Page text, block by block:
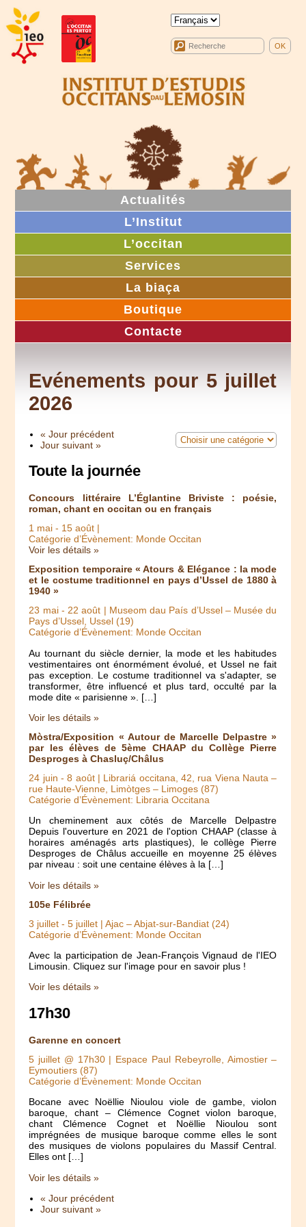
Actualités
L’Institut
L’occitan
Services
La biaça
Boutique
Contacte
Evénements pour 5 juillet
2026
« Jour précédent
Jour suivant »
Toute la journée
Concours littéraire L’Églantine Briviste : poésie,
roman, chant en occitan ou en français
1 mai - 15 août |
Catégorie d’Évènement: Monde Occitan
Voir les détails »
Exposition temporaire « Atours & Elégance : la mode
et le costume traditionnel en pays d’Ussel de 1880 à
1940 »
23 mai-22 août | Museom dau País d’Ussel – Musée du
Pays d’Ussel, Ussel (19)
Catégorie d’Évènement: Monde Occitan
Au tournant du siècle dernier, la mode et les habitudes
vestimentaires ont énormément évolué, et Ussel ne fait
pas exception. Le costume traditionnel va s'adapter, se
transformer, être influencé et plus tard, occulté par la
mode dite « parisienne ». […]
Voir les détails »
Mòstra/Exposition « Autour de Marcelle Delpastre »
par les élèves de 5ème CHAAP du Collège Pierre
Desproges à Chasluç/Châlus
24 juin -8 août| Librariá occitana, 42, rua Viena Nauta –
rue Haute-Vienne, Limòtges – Limoges (87)
Catégorie d’Évènement: Libraria Occitana
Un cheminement aux côtés de Marcelle Delpastre
Depuis l'ouverture en 2021 de l'option CHAAP (classe à
horaires aménagés arts plastiques), le collège Pierre
Desproges de Châlus accueille en moyenne 25 élèves
par niveau : soit une centaine élèves à la […]
Voir les détails »
105e Félibrée
3 juillet -5 juillet | Ajac – Abjat-sur-Bandiat (24)
Catégorie d’Évènement: Monde Occitan
Avec la participation de Jean-François Vignaud de l'IEO
Limousin. Cliquez sur l'image pour en savoir plus !
Voir les détails »
17h30
Garenne en concert
5 juillet @ 17h30| Espace Paul Rebeyrolle, Aimostier –
Eymoutiers (87)
Catégorie d’Évènement: Monde Occitan
Bocane avec Noëllie Nioulou viole de gambe, violon
baroque, chant – Clémence Cognet violon baroque,
chant Clémence Cognet et Noëllie Nioulou sont
imprégnées de musique baroque comme elles le sont
des musiques de violons populaires du Massif Central.
Elles ont […]
Voir les détails »
« Jour précédent
Jour suivant »